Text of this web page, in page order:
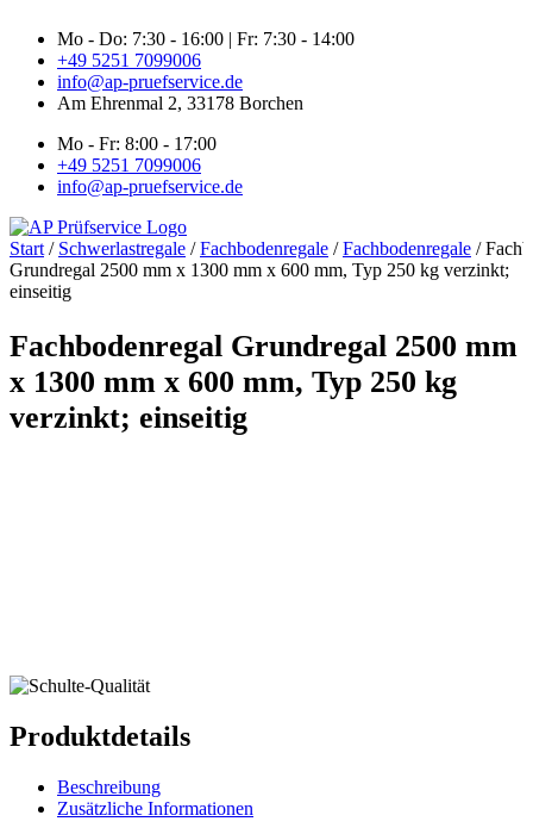
Inhalt
springen
Mo - Do: 7:30 - 16:00 | Fr: 7:30 - 14:00
+49 5251 7099006
info@ap-pruefservice.de
Am Ehrenmal 2, 33178 Borchen
Mo - Fr: 8:00 - 17:00
+49 5251 7099006
info@ap-pruefservice.de
Start / Schwerlastregale /Fachbodenregale /Fachbodenregale /
Grundregal 2500 mm x 1300 mm x 600 mm, Typ 250 kg verzinkt;
einseitig
Fachbodenregal Grundregal 2500 mm
x 1300 mm x 600 mm, Typ 250 kg
verzinkt; einseitig
Produktdetails
Beschreibung
Zusätzliche Informationen